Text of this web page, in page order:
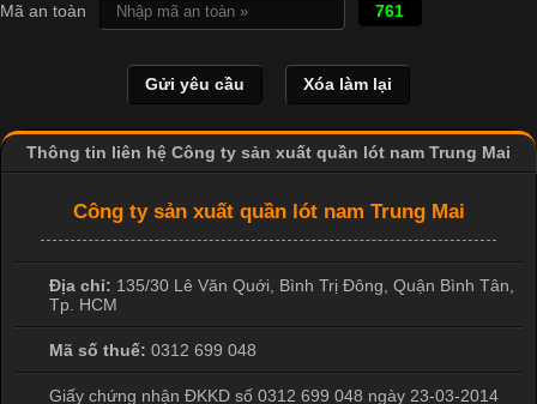
Cập nhật 2026-04-24 17:24:50
Áo phông là một trong những trang phục phổ biến nhất trong
đời sống hiện đại nhờ sự tiện lợi, thoải mái và dễ phối đồ.
được ứng dụng rộng rãi trong ngành sản xuất may mặc, đặc
biệt là các sản phẩm từ vải thun. Hiện nay,
Công Nghệ In Chuyển Nhiệt Trong Ngành Thời Trang Hiện
Đại
Cập nhật 2026-04-21 15:41:03
Mã an toàn 761
Thông tin liên hệ Công ty sản xuất quần lót nam Trung Mai
Công ty sản xuất quần lót nam Trung Mai
Địa chỉ: 135/30 Lê Văn Quới, Bình Trị Đông Quận Bình Tân
Tp. HCM
Mã số thuế: 0312 699 048
Giấy chứng nhận ĐKKD số 0312 699 048 ngày 23-03-2014